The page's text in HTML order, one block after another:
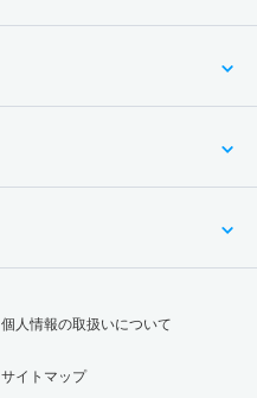
個人情報の取扱いについて
サイトマップ